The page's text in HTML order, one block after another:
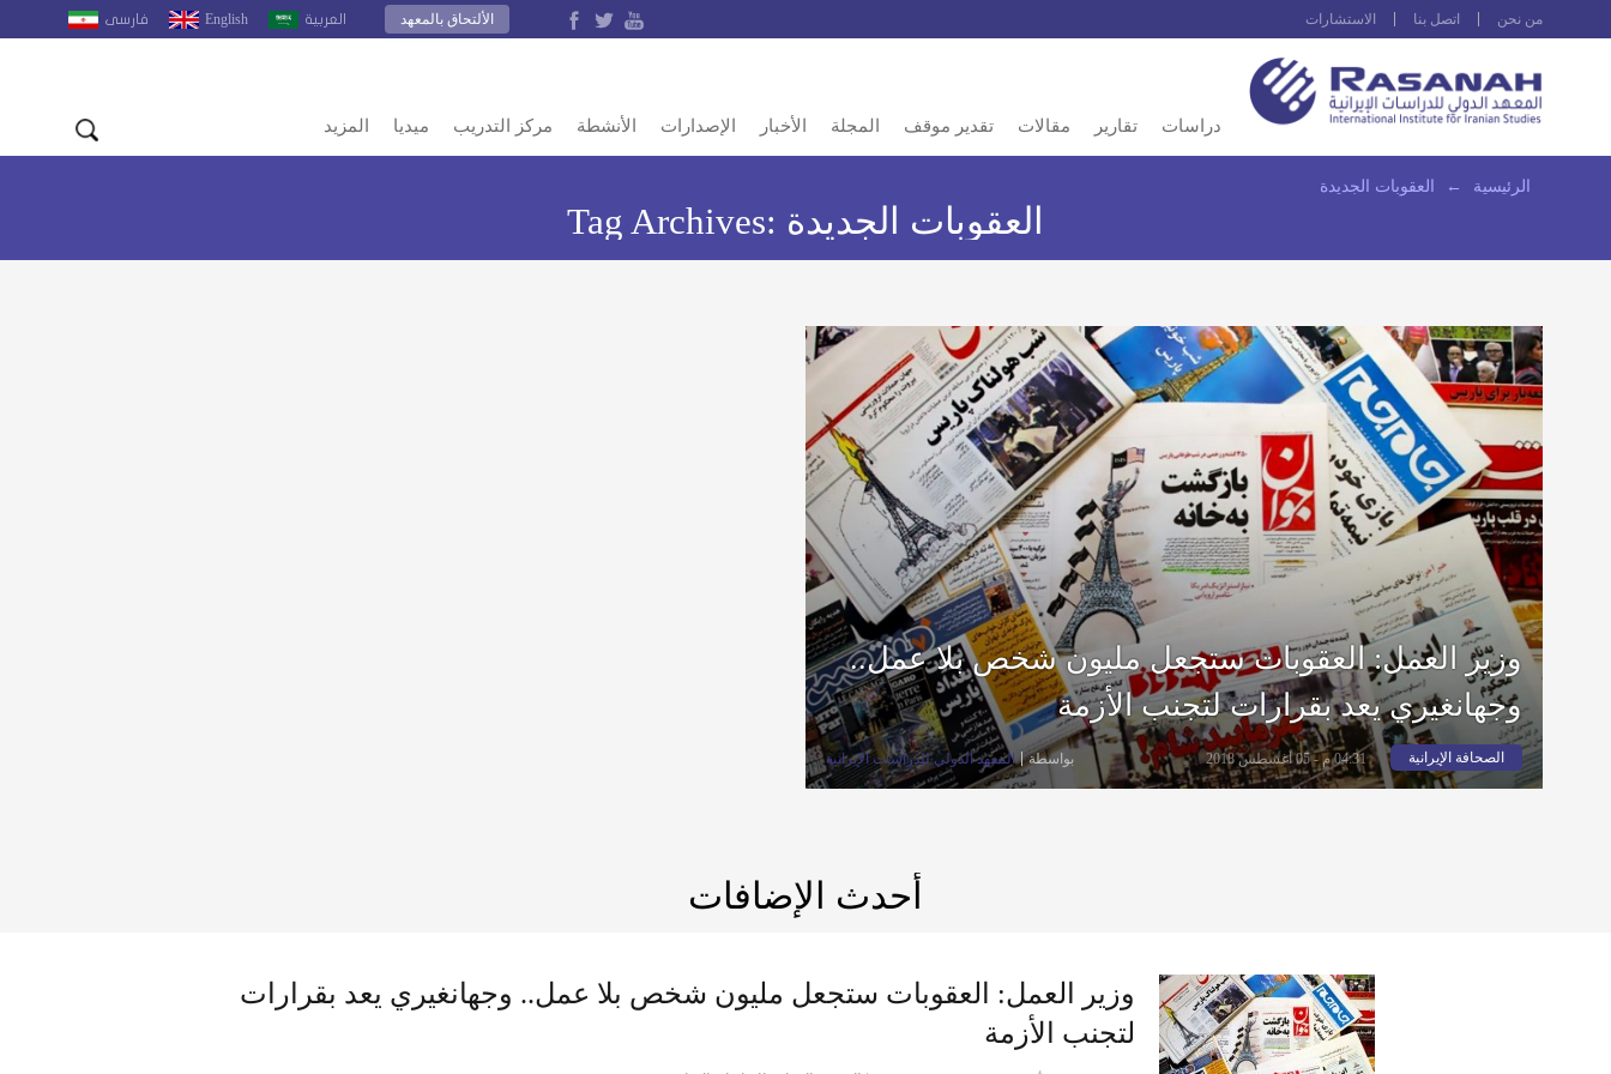
من نحن اتصل بنا الاستشارات العربية English فارسى الألتحاق بالمعهد
دراسات تقارير مقالات تقدير موقف المجلة الأخبار الإصدارات الأنشطة مركز التدريب ميديا المزيد
الرئيسية ← العقوبات الجديدة
Tag Archives: العقوبات الجديدة
وزير العمل: العقوبات ستجعل مليون شخص بلا عمل..
وجهانغيري يعد بقرارات لتجنب الأزمة
الصحافة الإيرانية 04:31 م - 05 أغسطس 2018 بواسطة المعهد الدولي للدراسات الإيرانية
أحدث الإضافات
وزير العمل: العقوبات ستجعل مليون شخص بلا عمل.. وجهانغيري يعد بقرارات
لتجنب الأزمة